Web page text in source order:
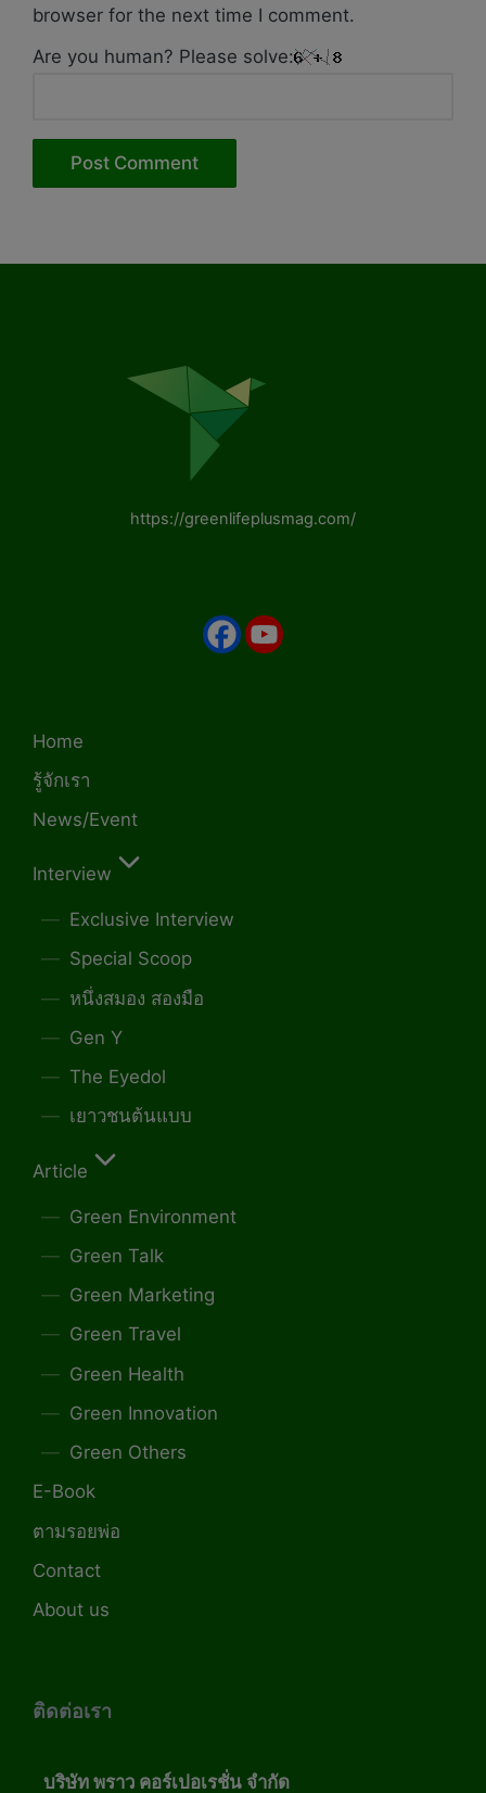
browser for the next time I comment.
Are you human? Please solve:
https://greenlifeplusmag.com/
Home
รู้จักเรา
News/Event
Interview
Exclusive Interview
Special Scoop
หนึ่งสมอง สองมือ
Gen Y
The Eyedol
เยาวชนต้นแบบ
Article
Green Environment
Green Talk
Green Marketing
Green Travel
Green Health
Green Innovation
Green Others
E-Book
ตามรอยพ่อ
Contact
About us
ติดต่อเรา
บริษัท พราว คอร์เปอเรชั่น จำกัด